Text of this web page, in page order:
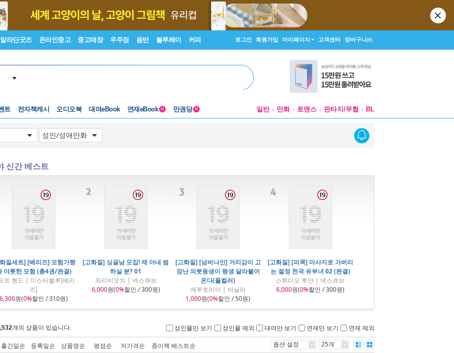
알라딘굿즈 온라인중고 중고매장 우주점 음반 블루레이 커피 로그인 회원가입 마이페이지 고객센터 장바구니(0)
트 전자책캐시 오디오북 대여eBook 연재eBook N 만권당 N 일반 만화 로맨스 판타지/무협 BL
신간 베스트
질세트] [베리즈] 모험가짱
야릇한 모험 (총4권/완결)
트 핸드 | 미스터블루[베리
즈]
원(0%할인 / 310원)
[고화질] 싱글남 모집! 제 아내 범
하실 분? 01
와리비모치 | 넥스큐브
6,000원(0%할인 / 300원)
[고화질] [넘버나인] 거리감이 고
장난 의붓동생이 평생 달라붙어
온다(풀컬러)
에루토리아 | 바닐라
1,000원(0%할인 / 50원)
[고화질] [피콕] 마사지로 가버리
는 절정 천국 유부녀 02 (완결)
스튜디오 후안 | 넥스큐브
6,000원(0%할인 / 300원)
개의 상품이 있습니다. 성인물만 보기 성인물 제외 대여만 보기 연재만 보기 연재 제외
출간일순 등록일순 상품명순 평점순 저가격순 종이책 베스트순 옵션 설정 25개